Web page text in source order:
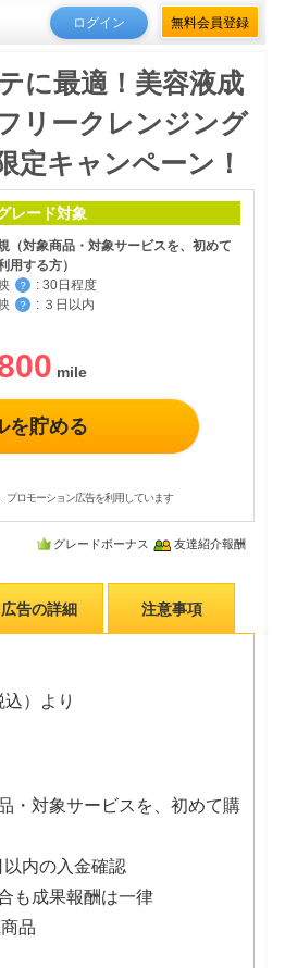
ログイン 無料会員登録
に最適！美容液成
リークレンジング
定キャンペーン！
レード対象
（対象商品・対象サービスを、初めて
用する方）
？ : 30日程度
？ : ３日以内
を貯める
プロモーション広告を利用しています
グレードボーナス 友達紹介報酬
広告の詳細 注意事項
）より
・対象サービスを、初めて購
以内の入金確認
も成果報酬は一律
品